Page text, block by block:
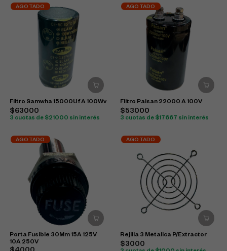
AGOTADO
Filtro Samwha 15000Uf A 100Wv
$63000
3 cuotas de $21000 sin interés
AGOTADO
Filtro Paisan 22000 A 100V
$53000
3 cuotas de $17667 sin interés
AGOTADO
Porta Fusible 30Mm 15A 125V
10A 250V
AGOTADO
Rejilla 3 Metalica P/Extractor
$3000